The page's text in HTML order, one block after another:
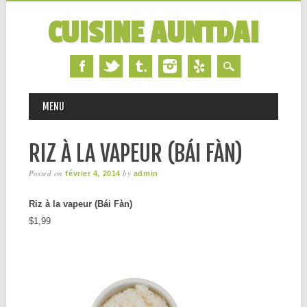
CUISINE AUNTDAI
MAIN MENU
MENU
RIZ À LA VAPEUR (BÁI FÀN)
Posted onfévrier 4, 2014 by admin
Riz à la vapeur (Bái Fàn)
$1,99